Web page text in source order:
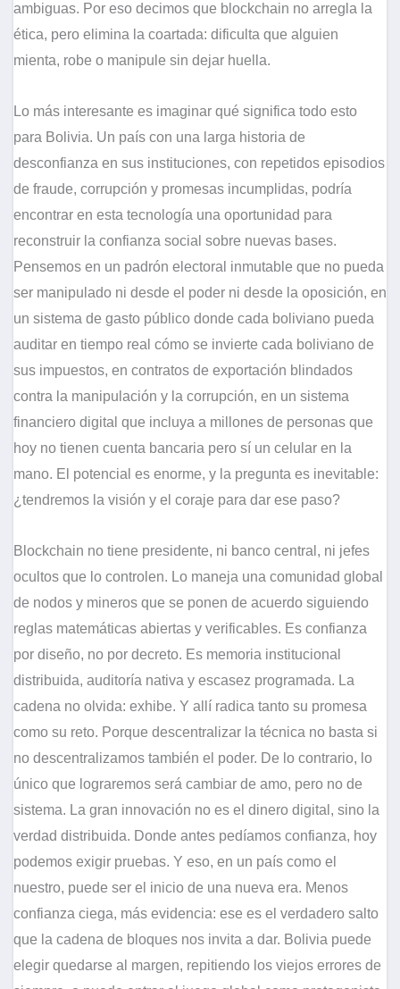
ambiguas. Por eso decimos que blockchain no arregla la
ética, pero elimina la coartada: dificulta que alguien
mienta, robe o manipule sin dejar huella.
Lo más interesante es imaginar qué significa todo esto
para Bolivia. Un país con una larga historia de
desconfianza en sus instituciones, con repetidos episodios
de fraude, corrupción y promesas incumplidas, podría
encontrar en esta tecnología una oportunidad para
reconstruir la confianza social sobre nuevas bases.
Pensemos en un padrón electoral inmutable que no pueda
ser manipulado ni desde el poder ni desde la oposición, en
un sistema de gasto público donde cada boliviano pueda
auditar en tiempo real cómo se invierte cada boliviano de
sus impuestos, en contratos de exportación blindados
contra la manipulación y la corrupción, en un sistema
financiero digital que incluya a millones de personas que
hoy no tienen cuenta bancaria pero sí un celular en la
mano. El potencial es enorme, y la pregunta es inevitable:
¿tendremos la visión y el coraje para dar ese paso?
Blockchain no tiene presidente, ni banco central, ni jefes
ocultos que lo controlen. Lo maneja una comunidad global
de nodos y mineros que se ponen de acuerdo siguiendo
reglas matemáticas abiertas y verificables. Es confianza
por diseño, no por decreto. Es memoria institucional
distribuida, auditoría nativa y escasez programada. La
cadena no olvida: exhibe. Y allí radica tanto su promesa
como su reto. Porque descentralizar la técnica no basta si
no descentralizamos también el poder. De lo contrario, lo
único que lograremos será cambiar de amo, pero no de
sistema. La gran innovación no es el dinero digital, sino la
verdad distribuida. Donde antes pedíamos confianza, hoy
podemos exigir pruebas. Y eso, en un país como el
nuestro, puede ser el inicio de una nueva era. Menos
confianza ciega, más evidencia: ese es el verdadero salto
que la cadena de bloques nos invita a dar. Bolivia puede
elegir quedarse al margen, repitiendo los viejos errores de